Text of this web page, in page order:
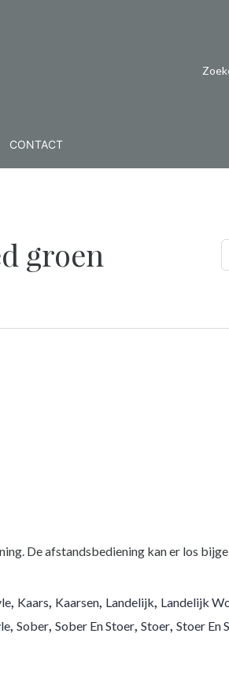
CONTACT
groen
De afstandsbediening kan er los
, Kaars, Kaarsen, Landelijk, Landelijk
, Sober, Sober En Stoer, Stoer, Stoer En